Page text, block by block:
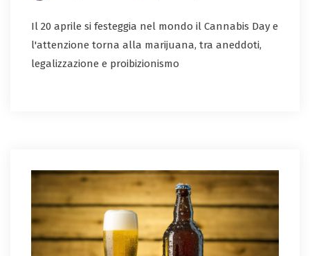
Il 20 aprile si festeggia nel mondo il Cannabis Day e
l'attenzione torna alla marijuana, tra aneddoti,
legalizzazione e proibizionismo